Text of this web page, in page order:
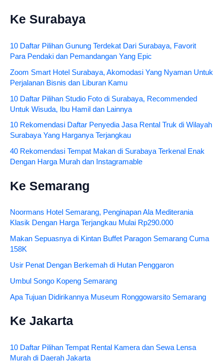
Ke Surabaya
10 Daftar Pilihan Gunung Terdekat Dari Surabaya, Favorit
Para Pendaki dan Pemandangan Yang Epic
Zoom Smart Hotel Surabaya, Akomodasi Yang Nyaman Untuk
Perjalanan Bisnis dan Liburan Kamu
10 Daftar Pilihan Studio Foto di Surabaya, Recommended
Untuk Wisuda, Ibu Hamil dan Lainnya
10 Rekomendasi Daftar Penyedia Jasa Rental Truk di Wilayah
Surabaya Yang Harganya Terjangkau
40 Rekomendasi Tempat Makan di Surabaya Terkenal Enak
Dengan Harga Murah dan Instagramable
Ke Semarang
Noormans Hotel Semarang, Penginapan Ala Mediterania
Klasik Dengan Harga Terjangkau Mulai Rp290.000
Makan Sepuasnya di Kintan Buffet Paragon Semarang Cuma
158K
Usir Penat Dengan Berkemah di Hutan Penggaron
Umbul Songo Kopeng Semarang
Apa Tujuan Didirikannya Museum Ronggowarsito Semarang
Ke Jakarta
10 Daftar Pilihan Tempat Rental Kamera dan Sewa Lensa
Murah di Daerah Jakarta